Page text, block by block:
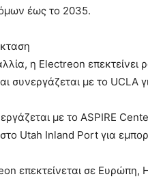
έως το 2035.
η Electreon επεκτείνει
συνεργάζεται με το
με το ASPIRE
Utah Inland Port για
επεκτείνεται σε Ευρώπη,